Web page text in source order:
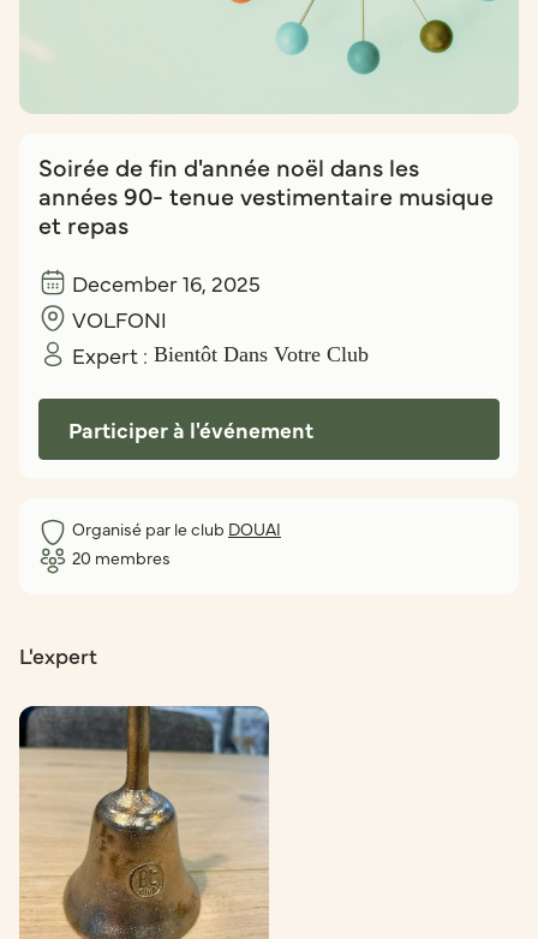
Soirée de fin d'année noël dans les
années 90- tenue vestimentaire musique
et repas
December 16, 2025
VOLFONI
Expert : Bientôt Dans Votre Club
Participer à l'événement
Organisé par le club DOUAI
20 membres
L'expert